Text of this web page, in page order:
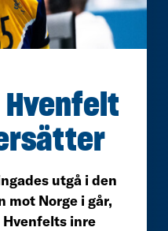
Hvenfelt
utgå i den
mot Norge i går,
Hvenfelts inre